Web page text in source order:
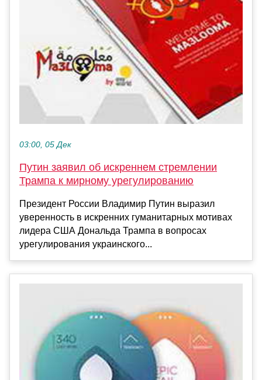
03:00, 05 Дек
Путин заявил об искреннем стремлении
Трампа к мирному урегулированию
Президент России Владимир Путин выразил
уверенность в искренних гуманитарных мотивах
лидера США Дональда Трампа в вопросах
урегулирования украинского...